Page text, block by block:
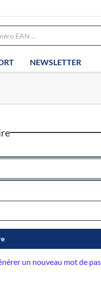
NEWSLETTER
un nouveau mot de